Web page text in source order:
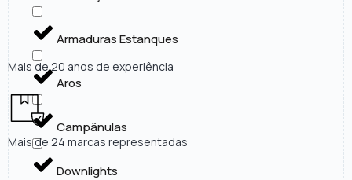
Armaduras Estanques
Aros
Campânulas
Downlights
Mais de 20 anos de experiência
Mais de 24 marcas representadas